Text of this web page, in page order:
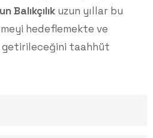
Balıkçılık uzun yıllar bu
hedeflemekte ve
getirileceğini taahhüt